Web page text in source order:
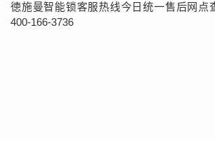
徳施曼智能锁客服热线今日统一售后网点
400-166-3736